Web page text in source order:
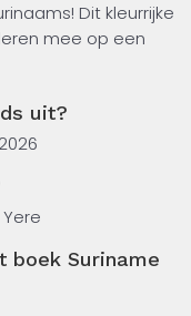
Dit kleurrijke
mee op een
woorden uit de
duidelijk
het Surinaams,
speelse manier
willen maken
uit?
boek Suriname